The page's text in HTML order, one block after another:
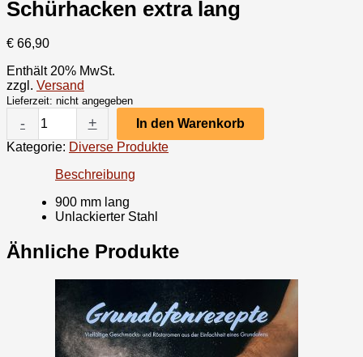
Schürhacken extra lang
€ 66,90
Enthält 20% MwSt.
zzgl. Versand
Lieferzeit: nicht angegeben
- +
In den Warenkorb
Kategorie: Diverse Produkte
Beschreibung
900 mm lang
Unlackierter Stahl
Ähnliche Produkte